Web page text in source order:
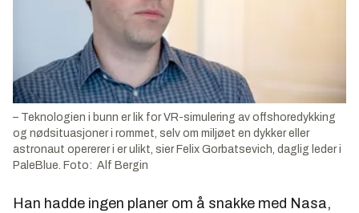
– Teknologien i bunn er lik for VR-simulering av offshoredykking
og nødsituasjoner i rommet, selv om miljøet en dykker eller
astronaut opererer i er ulikt, sier Felix Gorbatsevich, daglig leder i
PaleBlue. Foto: Alf Bergin
Han hadde ingen planer om å snakke med Nasa,